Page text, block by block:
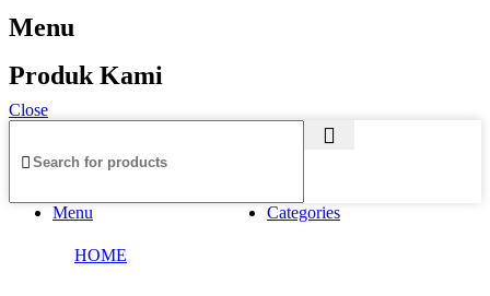
Menu
Produk Kami
Close
Menu Categories
HOME